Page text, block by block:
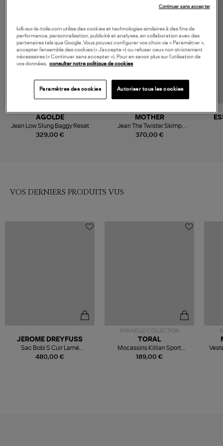
329,00 €
AGOLDE
Jean Low Slung Baggy Reset
370,00 €
MOTHER
Jean The Twister Skimp
Horseback To Quarter
VOS DERNIERS PRODUITS VUS
480,00 €
JEROME DREYFUSS
Sac Bobi S Cuir Lamé
Champagne
NOUVELLE COLLECTION
189,00 €
TORAL
Mocassins Killian Sport
Mousse
lulli-sur-la-toile.com utilise des cookies et technologies similaires à des fins de
performance, personnalisation, publicité et analyses, en collaboration avec des
partenaires tels que Google. Vous pouvez configurer vos choix via « Paramétrer »,
accepter l’ensemble des cookies (« J’accepte ») ou refuser ceux non strictement
nécessaires (« Continuer sans accepter »). Pour en savoir plus sur l’utilisation de
vos données,
consulter notre politique de cookies
Paramètres des cookies Autoriser tous les cookies
Continuer sans accepter